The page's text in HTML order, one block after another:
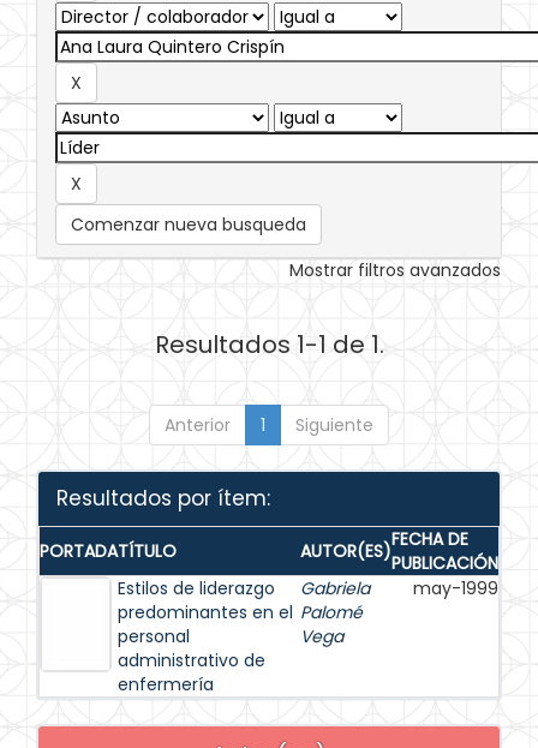
Comenzar nueva busqueda
Mostrar filtros avanzados
Resultados 1-1 de 1.
Anterior 1 Siguiente
Resultados por ítem:
PORTADATÍTULO AUTOR(ES)FECHA DE
PUBLICACIÓN
Estilos de liderazgo
predominantes en el
personal
administrativo de
enfermería
Gabriela
Palomé
Vega
may-1999